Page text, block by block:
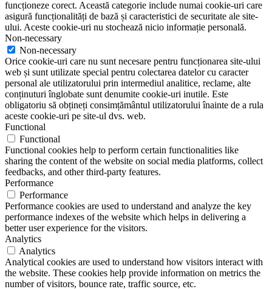
funcționeze corect. Această categorie include numai cookie-uri care
asigură funcționalități de bază și caracteristici de securitate ale site-
ului. Aceste cookie-uri nu stochează nicio informație personală.
Non-necessary
Non-necessary
Orice cookie-uri care nu sunt necesare pentru funcționarea site-ului
web și sunt utilizate special pentru colectarea datelor cu caracter
personal ale utilizatorului prin intermediul analitice, reclame, alte
conținuturi înglobate sunt denumite cookie-uri inutile. Este
obligatoriu să obțineți consimțământul utilizatorului înainte de a rula
aceste cookie-uri pe site-ul dvs. web.
Functional
Functional
Functional cookies help to perform certain functionalities like
sharing the content of the website on social media platforms, collect
feedbacks, and other third-party features.
Performance
Performance
Performance cookies are used to understand and analyze the key
performance indexes of the website which helps in delivering a
better user experience for the visitors.
Analytics
Analytics
Analytical cookies are used to understand how visitors interact with
the website. These cookies help provide information on metrics the
number of visitors, bounce rate, traffic source, etc.